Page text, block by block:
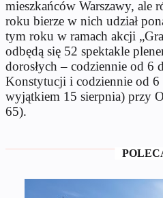
mieszkańców Warszawy, ale
roku bierze w nich udział
tym roku w ramach akcji
odbędą się 52 spektakle
dorosłych – codziennie od 6
Konstytucji i codziennie od 6
wyjątkiem 15 sierpnia) przy
65).